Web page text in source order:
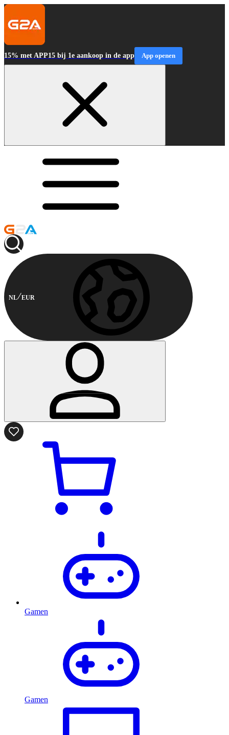
15% met APP15 bij 1e aankoop in de app App openen
NL EUR
Gamen
Gamen